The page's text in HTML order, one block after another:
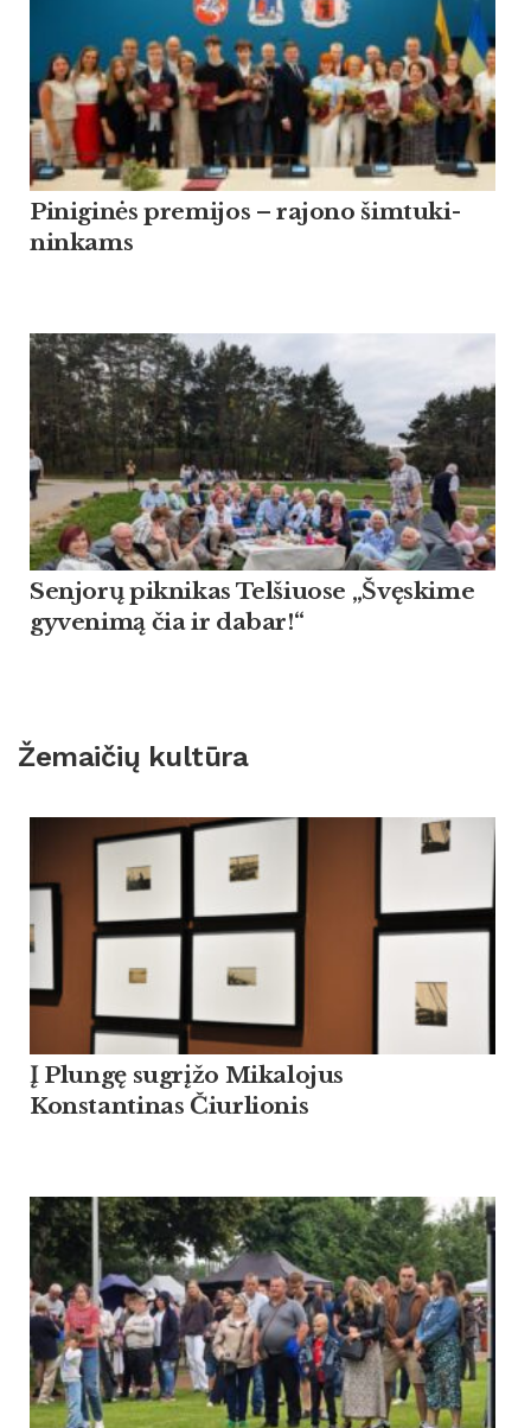
Pi­ni­ginės pre­mi­jos – ra­jo­no šim­tu­ki­
nin­kams
Sen­jorų pik­ni­kas Tel­šiuo­se „Švęski­me
gy­ve­nimą čia ir da­bar!“
Žemaičių kultūra
Į Plungę sugrįžo Mikalojus
Konstantinas Čiurlionis